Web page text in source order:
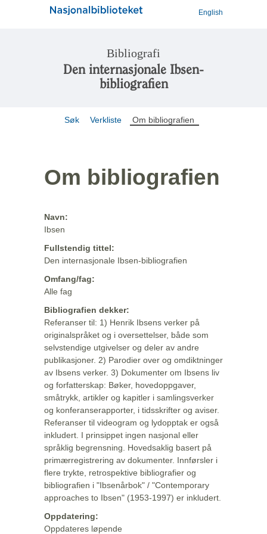
English
Bibliografi
Den internasjonale Ibsen-
bibliografien
Søk Verkliste Om bibliografien
Om bibliografien
Navn:
Ibsen
Fullstendig tittel:
Den internasjonale Ibsen-bibliografien
Omfang/fag:
Alle fag
Bibliografien dekker:
Referanser til: 1) Henrik Ibsens verker på
originalspråket og i oversettelser, både som
selvstendige utgivelser og deler av andre
publikasjoner. 2) Parodier over og omdiktninger
av Ibsens verker. 3) Dokumenter om Ibsens liv
og forfatterskap: Bøker, hovedoppgaver,
småtrykk, artikler og kapitler i samlingsverker
og konferanserapporter, i tidsskrifter og aviser.
Referanser til videogram og lydopptak er også
inkludert. I prinsippet ingen nasjonal eller
språklig begrensning. Hovedsaklig basert på
primærregistrering av dokumenter. Innførsler i
flere trykte, retrospektive bibliografier og
bibliografien i "Ibsenårbok" / "Contemporary
approaches to Ibsen" (1953-1997) er inkludert.
Oppdatering:
Oppdateres løpende